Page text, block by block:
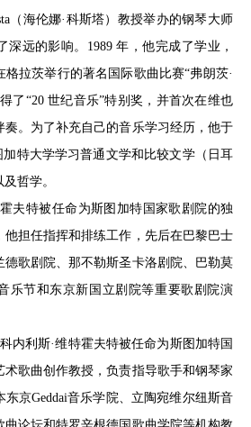
（海伦娜·科斯塔）教授举办的钢琴大师
深远的影响。1989 年，他完成了学业，
拉茨举行的著名国际歌曲比赛“弗朗茨·
了“20 世纪音乐”特别奖，并首次在维也
。为了补充自己的音乐学习经历，他于
加特大学学习普通文学和比较文学（日耳
哲学。
夫特被任命为斯图加特国家歌剧院的独
担任指挥和排练工作，先后在巴黎巴士
德歌剧院、那不勒斯圣卡洛剧院、巴勒莫
乐节和东京新国立剧院等重要歌剧院演
内利斯·维特霍夫特被任命为斯图加特国
术歌曲创作教授，负责指导歌手和钢琴家
京Geddai音乐学院、立陶宛维尔纽斯音